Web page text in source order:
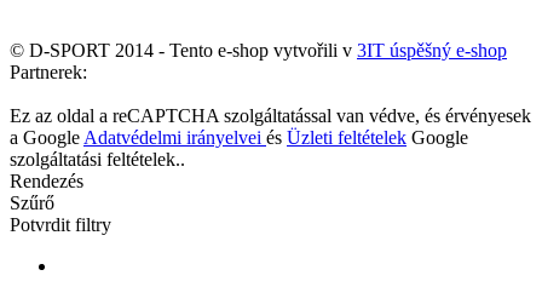
© D-SPORT 2014 - Tento e-shop vytvořili v 3IT úspěšný e-shop
Partnerek:
Ez az oldal a reCAPTCHA szolgáltatással van védve, és érvényesek
a Google Adatvédelmi irányelvei és Üzleti feltételek Google
szolgáltatási feltételek..
Rendezés
Szűrő
Potvrdit filtry